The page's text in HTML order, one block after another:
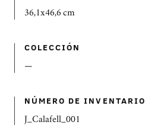
36,1x46,6 cm
COLECCIÓN
—
NÚMERO DE INVENTARIO
J_Calafell_001